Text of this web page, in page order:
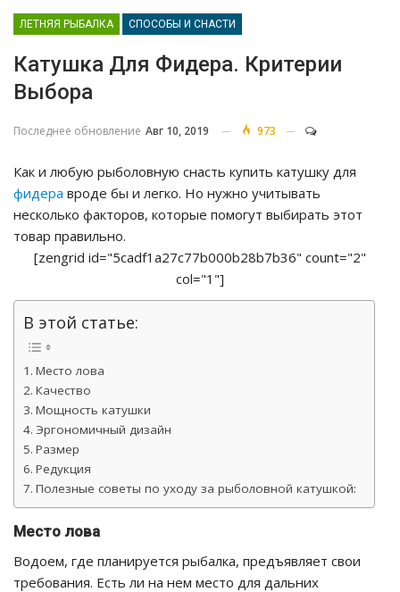
ЛЕТНЯЯ РЫБАЛКА СПОСОБЫ И СНАСТИ
Катушка Для Фидера. Критерии
Выбора
Последнее обновление Авг 10, 2019 973
Как и любую рыболовную снасть купить катушку для
фидера вроде бы и легко. Но нужно учитывать
несколько факторов, которые помогут выбирать этот
товар правильно.
[zengrid id="5cadf1a27c77b000b28b7b36" count="2"
col="1"]
В этой статье:
Место лова
Качество
Мощность катушки
Эргономичный дизайн
Размер
Редукция
Полезные советы по уходу за рыболовной катушкой:
Место лова
Водоем, где планируется рыбалка, предъявляет свои
требования. Есть ли на нем место для дальних